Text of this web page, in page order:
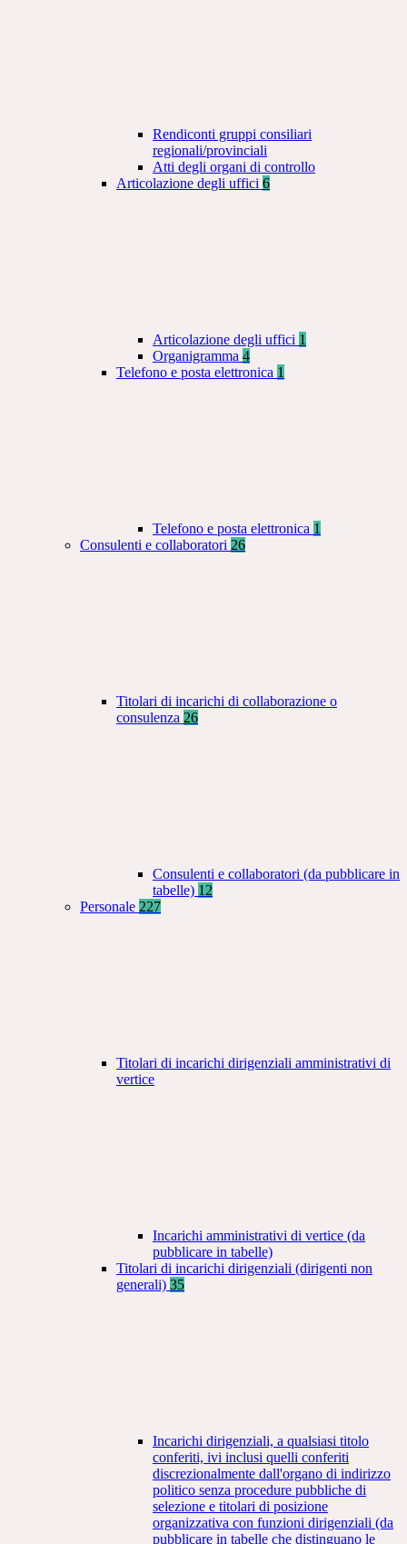
Rendiconti gruppi consiliari
regionali/provinciali
Atti degli organi di controllo
Articolazione degli uffici 6
Articolazione degli uffici 1
Organigramma 4
Telefono e posta elettronica 1
Telefono e posta elettronica 1
Consulenti e collaboratori 26
Titolari di incarichi di collaborazione o
consulenza 26
Consulenti e collaboratori (da pubblicare in
tabelle) 12
Personale 227
Titolari di incarichi dirigenziali amministrativi di
vertice
Incarichi amministrativi di vertice (da
pubblicare in tabelle)
Titolari di incarichi dirigenziali (dirigenti non
generali) 35
Incarichi dirigenziali, a qualsiasi titolo
conferiti, ivi inclusi quelli conferiti
discrezionalmente dall'organo di indirizzo
politico senza procedure pubbliche di
selezione e titolari di posizione
organizzativa con funzioni dirigenziali (da
pubblicare in tabelle che distinguano le